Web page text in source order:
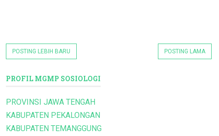
POSTING LEBIH BARU POSTING LAMA
PROFIL MGMP SOSIOLOGI
PROVINSI JAWA TENGAH
KABUPATEN PEKALONGAN
KABUPATEN TEMANGGUNG